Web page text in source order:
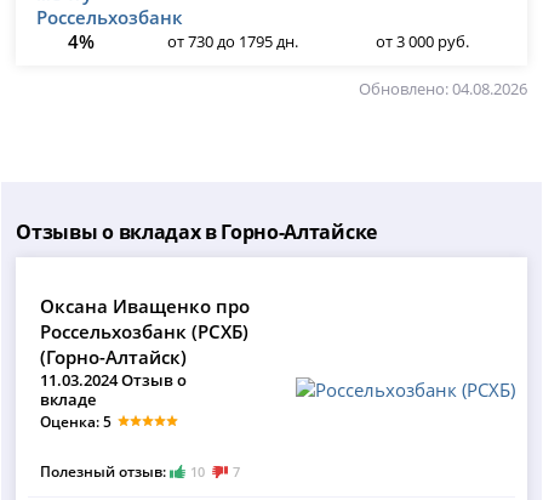
4% от 730 до 1795 дн. от 3 000 руб.
Обновлено: 04.08.2026
Отзывы о вкладах в Горно-Алтайске
Оксана Иващенко про
Россельхозбанк (РСХБ)
(Горно-Алтайск)
11.03.2024 Отзыв о
вкладе
Оценка: 5
Полезный отзыв: 10 7